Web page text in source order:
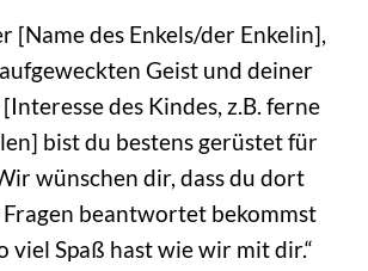
[Name des Enkels/der Enkelin],
Geist und deiner
des Kindes, z.B. ferne
bist du bestens gerüstet für
wünschen dir, dass du dort
beantwortet bekommst
viel Spaß hast wie wir mit dir.“